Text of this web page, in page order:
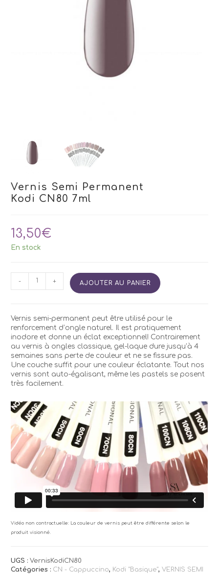
Vernis Semi Permanent
Kodi CN80 7ml
13,50€
En stock
quantité
Kodi
CN80
7ml
- + AJOUTER AU PANIER
Vernis semi-permanent peut être utilisé pour le
renforcement d’ongle naturel. Il est pratiquement
inodore et donne un éclat exceptionnel! Contrairement
au vernis à ongles classique, gel-laque dure jusqu’à 4
semaines sans perte de couleur et ne se fissure pas.
Une couche suffit pour une couleur éclatante. Tout nos
vernis sont auto-égalisant, même les pastels se posent
très facilement.
Vidéo non contractuelle: La couleur de vernis peut être différente selon le
produit visionné.
UGS :VernisKodiCN80
Catégories : CN - Cappuccino, Kodi "Basique",VERNIS SEMI